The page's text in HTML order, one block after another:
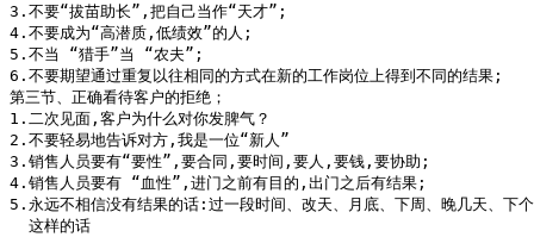
3.不要“拔苗助长”,把自己当作“天才”;
4.不要成为“高潜质,低绩效”的人;
5.不当 “猎手”当 “农夫”;
6.不要期望通过重复以往相同的方式在新的工作岗位上得到不同的结果;
第三节、正确看待客户的拒绝；
1.二次见面,客户为什么对你发脾气？
2.不要轻易地告诉对方,我是一位“新人”
3.销售人员要有“要性”,要合同,要时间,要人,要钱,要协助;
4.销售人员要有 “血性”,进门之前有目的,出门之后有结果;
5.永远不相信没有结果的话:过一段时间、改天、月底、下周、晚几天、下
  这样的话